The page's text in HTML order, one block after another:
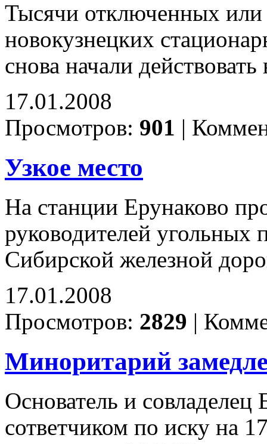
Тысячи отключенных
новокузнецких
снова начали
17.01.2008
Просмотров: 901 |
Узкое место
На станции Ерунаково
руководителей угольных
Сибирской железной
17.01.2008
Просмотров: 2829 |
Миноритарий
Основатель и
сответчиком по иску на